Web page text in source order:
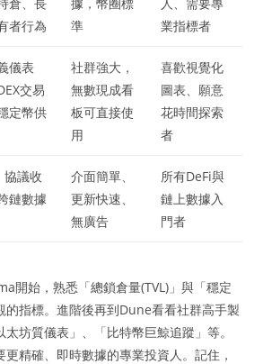
者行為
準
業指標者
儀表
交易
定幣供
社群強大，
無數現成看
板可直接使
用
喜歡視覺化
圖表、願意
花時間探索
者
協議收
鏈數據
介面簡單、
更新快速、
無廣告
所有DeFi與
鏈上數據入
門者
開始，熟悉「總鎖倉量(TVL)」與「穩定
的指標。進階後再到Dune看看社群高手製
坊質儀表」、「比特幣巨鯨追蹤」等。
精確、即時數據的專業投資人。記住，